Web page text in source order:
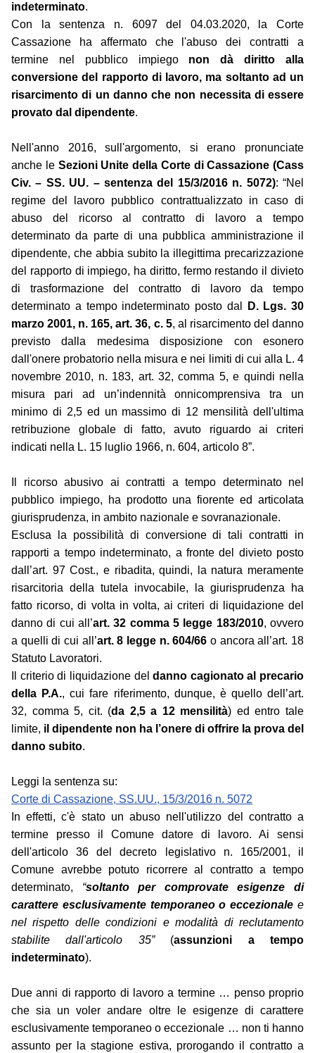
indeterminato.
Con la sentenza n. 6097 del 04.03.2020, la Corte
Cassazione ha affermato che l'abuso dei contratti a
termine nel pubblico impiego non dà diritto alla
conversione del rapporto di lavoro, ma soltanto ad un
risarcimento di un danno che non necessita di essere
provato dal dipendente.
Nell'anno 2016, sull'argomento, si erano pronunciate
anche le Sezioni Unite della Corte di Cassazione (Cass
Civ. – SS. UU. – sentenza del 15/3/2016 n. 5072): “Nel
regime del lavoro pubblico contrattualizzato in caso di
abuso del ricorso al contratto di lavoro a tempo
determinato da parte di una pubblica amministrazione il
dipendente, che abbia subito la illegittima precarizzazione
del rapporto di impiego, ha diritto, fermo restando il divieto
di trasformazione del contratto di lavoro da tempo
determinato a tempo indeterminato posto dal
D. Lgs. 30
marzo 2001, n. 165, art. 36, c. 5, al risarcimento del danno
previsto dalla medesima disposizione con esonero
dall'onere probatorio nella misura e nei limiti di cui alla L. 4
novembre 2010, n. 183, art. 32, comma 5, e quindi nella
misura pari ad un’indennità onnicomprensiva tra un
minimo di 2,5 ed un massimo di 12 mensilità dell'ultima
retribuzione globale di fatto, avuto riguardo ai criteri
indicati nella L. 15 luglio 1966, n. 604, articolo 8”.
Il ricorso abusivo ai contratti a tempo determinato nel
pubblico impiego, ha prodotto una fiorente ed articolata
giurisprudenza, in ambito nazionale e sovranazionale.
Esclusa la possibilità di conversione di tali contratti in
rapporti a tempo indeterminato, a fronte del divieto posto
dall’art. 97 Cost., e ribadita, quindi, la natura meramente
risarcitoria della tutela invocabile, la giurisprudenza ha
fatto ricorso, di volta in volta, ai criteri di liquidazione del
danno di cui all’art. 32 comma 5 legge 183/2010, ovvero
a quelli di cui all’art. 8 legge n. 604/66 o ancora all’art. 18
Statuto Lavoratori.
Il criterio di liquidazione deldanno cagionato al precario
della P.A., cui fare riferimento, dunque, è quello dell’art.
32, comma 5, cit. (da 2,5 a 12 mensilità) ed entro tale
limite, il dipendente non ha l’onere di offrire la prova del
danno subito.
Leggi la sentenza su:
Corte di Cassazione, SS.UU., 15/3/2016 n. 5072
In effetti, c'è stato un abuso nell'utilizzo del contratto a
termine presso il Comune datore di lavoro. Ai sensi
dell'articolo 36 del decreto legislativo n. 165/2001, il
Comune avrebbe potuto ricorrere al contratto a tempo
determinato, “soltanto per comprovate esigenze di
carattere esclusivamente temporaneo o eccezionale e
nel rispetto delle condizioni e modalità di reclutamento
stabilite dall'articolo 35”(assunzioni a tempo
indeterminato).
Due anni di rapporto di lavoro a termine … penso proprio
che sia un voler andare oltre le esigenze di carattere
esclusivamente temporaneo o eccezionale … non ti hanno
assunto per la stagione estiva, prorogando il contratto a